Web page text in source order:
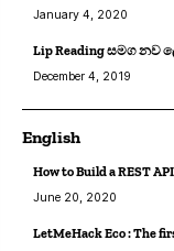
January 4, 2020
Lip Reading සමග නව
December 4, 2019
English
How to Build a REST
June 20, 2020
LetMeHack Eco : The